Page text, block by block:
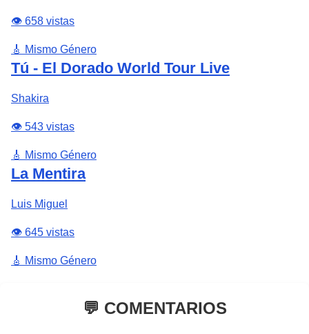
👁️ 658 vistas
🎸 Mismo Género
Tú - El Dorado World Tour Live
Shakira
👁️ 543 vistas
🎸 Mismo Género
La Mentira
Luis Miguel
👁️ 645 vistas
🎸 Mismo Género
💬 COMENTARIOS